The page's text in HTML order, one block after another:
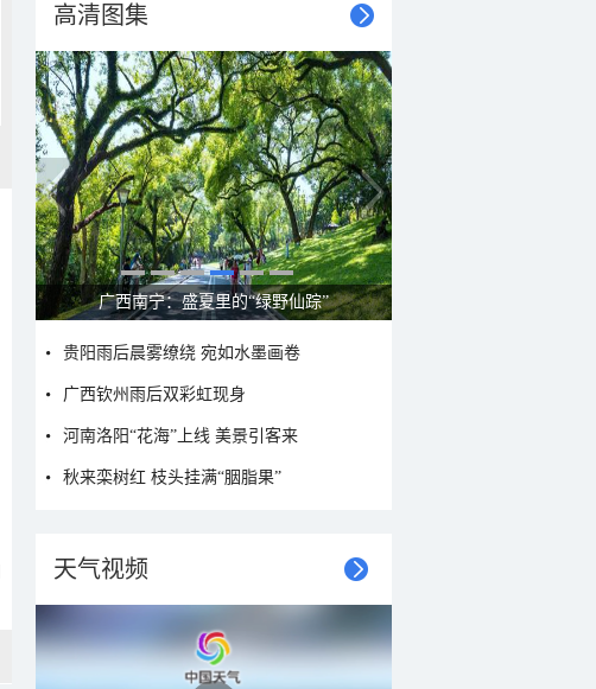
高清图集
广西南宁：盛夏里的“绿野仙踪”
贵阳雨后晨雾缭绕 宛如水墨画卷
广西钦州雨后双彩虹现身
河南洛阳“花海”上线 美景引客来
秋来栾树红 枝头挂满“胭脂果”
天气视频